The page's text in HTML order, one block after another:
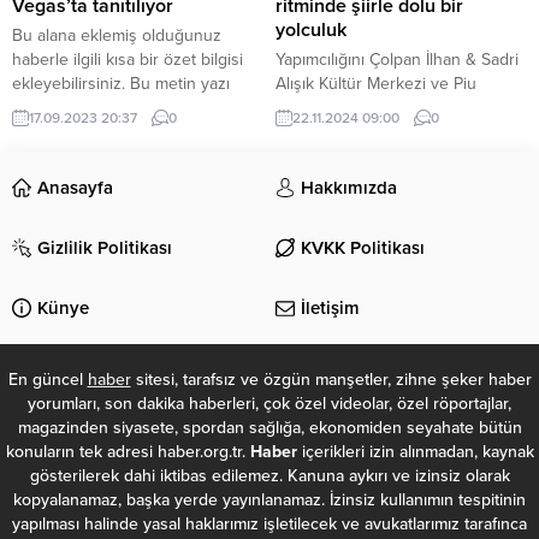
kaldırıldı. Kimlik...
hedefimiz orasıdır" dedi.
Vegas’ta tanıtılıyor
Bu alana eklemiş olduğunuz
haberle ilgili kısa bir özet bilgisi
ekleyebilirsiniz. Bu metin yazı
düzenleme sayfasında “Özet”
bölümünden eklenebilir. Özet
olarak bu şekilde gösterilir,
eklenmemişse bu alan boş kalır.
17.09.2023 20:37 0
ritminde şiirle dolu bir
yolculuk
Yapımcılığını Çolpan İlhan & Sadri
Alışık Kültür Merkezi ve Piu
Entertainment’ın üstlendiği
“Selçuk Yöntem ile Biraz Şiir Biraz
gerçekleştirdiği dünya prömiyeri
sonrası 21 Kasım’da Zorlu PSM’de
Nâzım Hikmet, Özdemir Asaf,
birçok şairin eserlerini özgün caz
besteleriyle buluşturan...
22.11.2024 09:00 0
Anasayfa Hakkımızda
Gizlilik Politikası KVKK Politikası
Künye İletişim
En güncel habersitesi, tarafsız ve özgün manşetler, zihne şeker haber
yorumları, son dakika haberleri, çok özel videolar, özel röportajlar,
magazinden siyasete, spordan sağlığa, ekonomiden seyahate bütün
konuların tek adresi haber.org.tr. Haberiçerikleri izin alınmadan, kaynak
gösterilerek dahi iktibas edilemez. Kanuna aykırı ve izinsiz olarak
kopyalanamaz, başka yerde yayınlanamaz. İzinsiz kullanımın tespitinin
yapılması halinde yasal haklarımız işletilecek ve avukatlarımız tarafınca